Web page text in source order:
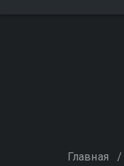
Главная /